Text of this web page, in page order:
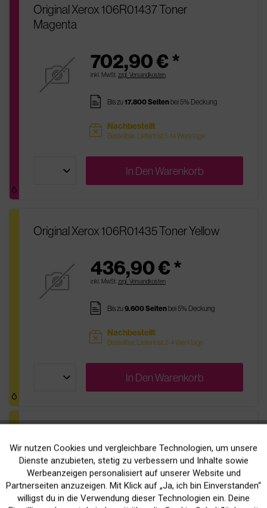
Original Xerox 106R01437 Toner
Magenta
702,90 € *
inkl. MwSt. zzgl. Versandkosten
pages Bis zu17.800 Seitenbei 5% Deckung
sold Nachbestellt
Bestellbar, Lieferfrist 5-14 Werktage
In DenWarenkorb
Original Xerox 106R01435 Toner Yellow
436,90 € *
inkl. MwSt. zzgl. Versandkosten
pages Bis zu9.600 Seitenbei 5% Deckung
sold Nachbestellt
Bestellbar, Lieferfrist 2-4 Werktage
In DenWarenkorb
160,90 € *
inkl. MwSt.zzgl. Versandkosten
Funktionale Aktiv
Marketing Inaktiv
Wir nutzen Cookies und vergleichbare Technologien, um unsere
Dienste anzubieten, stetig zu verbessern und Inhalte sowie
Werbeanzeigen personalisiert auf unserer Website und
Partnerseiten anzuzeigen. Mit Klick auf „Ja, ich bin Einverstanden“
willigst du in die Verwendung dieser Technologien ein. Deine